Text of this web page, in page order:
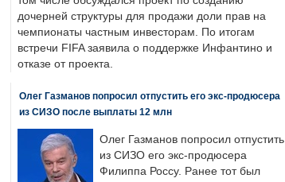
дочерней структуры для продажи доли прав на
чемпионаты частным инвесторам. По итогам
встречи FIFA заявила о поддержке Инфантино и
отказе от проекта.
Олег Газманов попросил отпустить его экс-продюсера
из СИЗО после выплаты 12 млн
Олег Газманов попросил отпустить
из СИЗО его экс-продюсера
Филиппа Россу. Ранее тот был